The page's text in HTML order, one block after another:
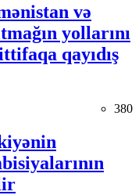
və
yollarını
qayıdış
380